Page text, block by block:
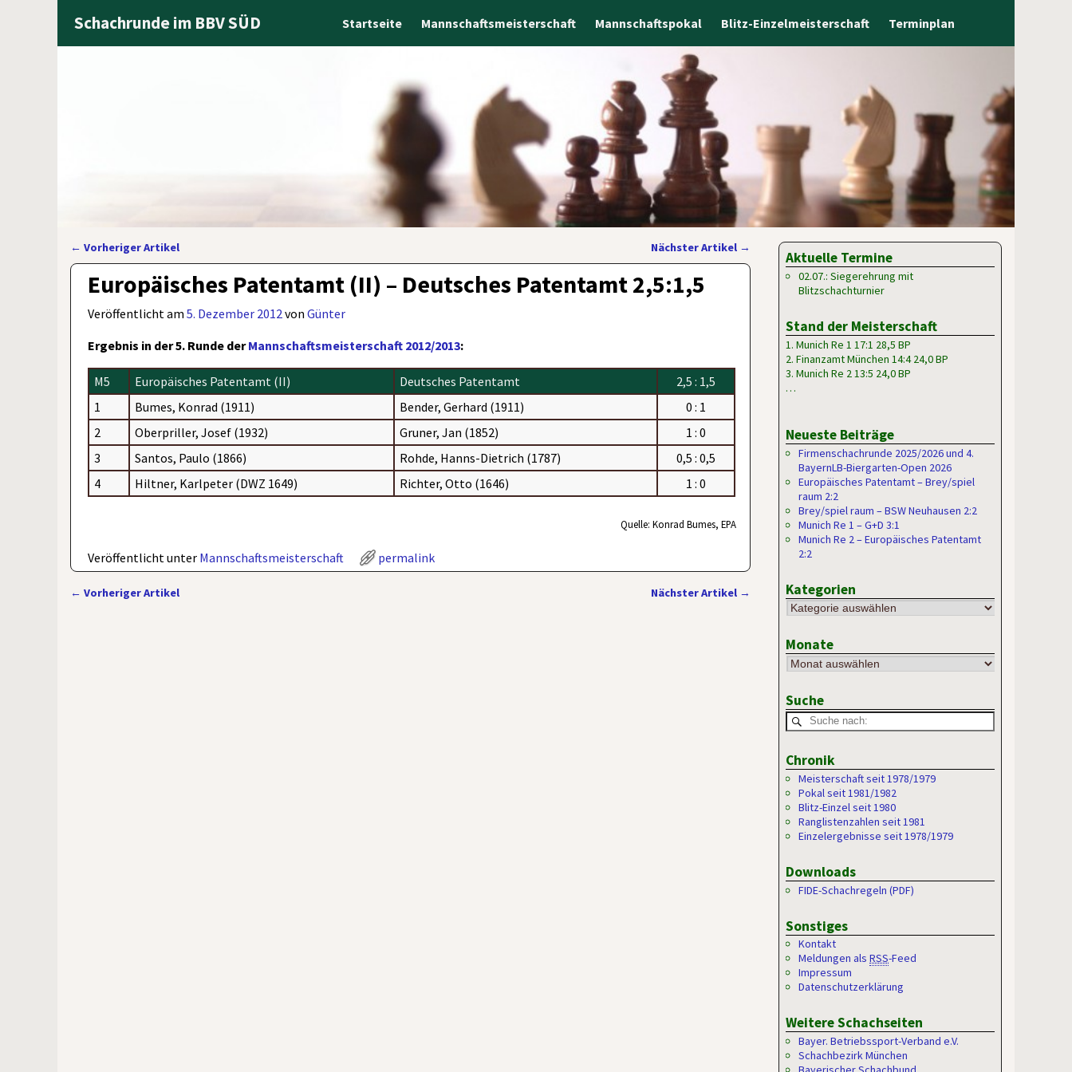
Schachrunde im BBV SÜD Startseite Mannschaftsmeisterschaft Mannschaftspokal Blitz-Einzelmeisterschaft Terminplan
Artikelnavigation
← Vorheriger Artikel Nächster Artikel →
Europäisches Patentamt (II) – Deutsches Patentamt 2,5:1,5
Veröffentlicht am5. Dezember 2012 vonGünter
Ergebnis in der 5. Runde derMannschaftsmeisterschaft 2012/2013:
M5 Europäisches Patentamt (II) Deutsches Patentamt
2,5 : 1,5
1
Bumes, Konrad (1911) Bender, Gerhard (1911)
0 : 1
2
Oberpriller, Josef (1932) Gruner, Jan (1852)
1 : 0
3
Santos, Paulo (1866) Rohde, Hanns-Dietrich (1787)
0,5 : 0,5
4
Hiltner, Karlpeter (DWZ 1649) Richter, Otto (1646) 1 : 0
Quelle: Konrad Bumes, EPA
Veröffentlicht unter Mannschaftsmeisterschaft permalink
← Vorheriger Artikel Nächster Artikel →
Aktuelle Termine
02.07.: Siegerehrung mit
Blitzschachturnier
Stand der Meisterschaft
1. Munich Re 1 17:1 28,5 BP
2. Finanzamt München 14:4 24,0 BP
3. Munich Re 2 13:5 24,0 BP
…
Neueste Beiträge
Firmenschachrunde 2025/2026 und 4.
BayernLB-Biergarten-Open 2026
Europäisches Patentamt – Brey/spiel
raum 2:2
Brey/spiel raum – BSW Neuhausen 2:2
Munich Re 1 – G+D 3:1
Munich Re 2 – Europäisches Patentamt
2:2
Kategorien
Monate
Suche
Chronik
Meisterschaft seit 1978/1979
Pokal seit 1981/1982
Blitz-Einzel seit 1980
Ranglistenzahlen seit 1981
Einzelergebnisse seit 1978/1979
Downloads
FIDE-Schachregeln (PDF)
Sonstiges
Kontakt
Meldungen alsRSS-Feed
Impressum
Datenschutzerklärung
Weitere Schachseiten
Bayer. Betriebssport-Verband e.V.
Schachbezirk München